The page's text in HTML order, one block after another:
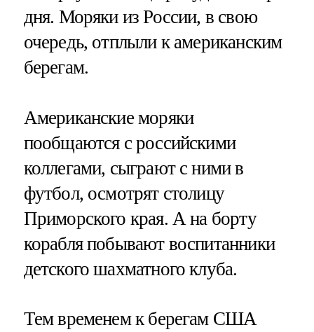
дня. Моряки из России, в свою
очередь, отплыли к американским
берегам.
Американские моряки
пообщаются с российскими
коллегами, сыграют с ними в
футбол, осмотрят столицу
Приморского края. А на борту
корабля побывают воспитанники
детского шахматного клуба.
Тем временем к берегам США